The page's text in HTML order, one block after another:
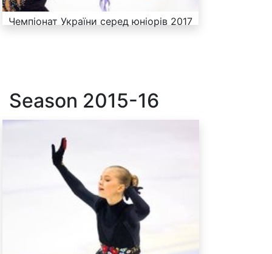
Чемпіонат України серед юніорів 2017
Season 2015-16